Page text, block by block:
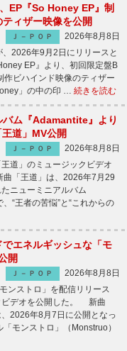
EP『So Honey EP』制
ィザー映像を公開
Ｊ－ＰＯＰ
2026年8月8日
2026年9月2日にリリースと
EP』より、初回限定盤B
作ビハインド映像のティザー
」の中の印 … 続きを読む
バム『Adamantite』より
道」MV公開
Ｊ－ＰＯＰ
2026年8月8日
道」のミュージックビデオ
「王道」は、2026年7月29
ニューミニアルバム
“王者の苦悩”と“これからの
エネルギッシュな「モ
開
Ｊ－ＰＯＰ
2026年8月8日
ンストロ」を配信リリース
ビデオを公開した。 新曲
、2026年8月7日に公開となっ
モンストロ」（Monstruo）